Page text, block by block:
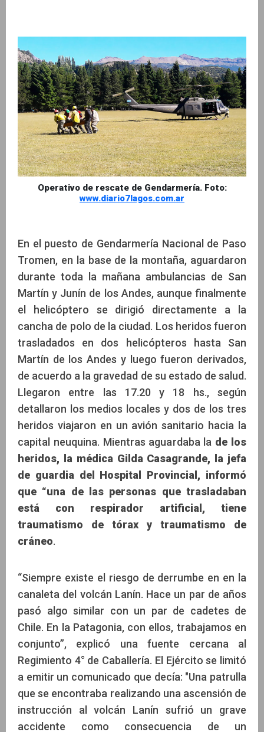
Operativo de rescate de Gendarmería. Foto:
www.diario7lagos.com.ar
En el puesto de Gendarmería Nacional de Paso
Tromen, en la base de la montaña, aguardaron
durante toda la mañana ambulancias de San
Martín y Junín de los Andes, aunque finalmente
el helicóptero se dirigió directamente a la
cancha de polo de la ciudad. Los heridos fueron
trasladados en dos helicópteros hasta San
Martín de los Andes y luego fueron derivados,
de acuerdo a la gravedad de su estado de salud.
Llegaron entre las 17.20 y 18 hs., según
detallaron los medios locales y dos de los tres
heridos viajaron en un avión sanitario hacia la
capital neuquina. Mientras aguardaba la de los
heridos, la médica Gilda Casagrande, la jefa
de guardia del Hospital Provincial, informó
que “una de las personas que trasladaban
está con respirador artificial, tiene
traumatismo de tórax y traumatismo de
cráneo.
“Siempre existe el riesgo de derrumbe en en la
canaleta del volcán Lanín. Hace un par de años
pasó algo similar con un par de cadetes de
Chile. En la Patagonia, con ellos, trabajamos en
conjunto”, explicó una fuente cercana al
Regimiento 4° de Caballería. El Ejército se limitó
a emitir un comunicado que decía: "Una patrulla
que se encontraba realizando una ascensión de
instrucción al volcán Lanín sufrió un grave
accidente como consecuencia de un